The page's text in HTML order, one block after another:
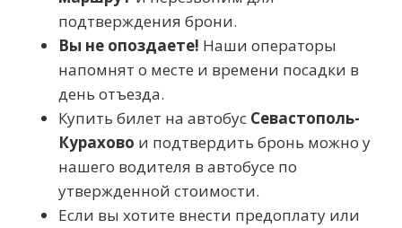
подтверждения брони.
Вы не опоздаете! Наши операторы
напомнят о месте и времени посадки в
день отъезда.
Купить билет на автобус Севастополь-
Курахово и подтвердить бронь можно у
нашего водителя в автобусе по
утвержденной стоимости.
Если вы хотите внести предоплату или